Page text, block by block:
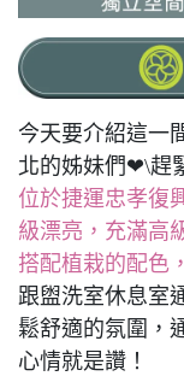
今天要介紹這一
北的姊妹們❤\趕
位於捷運忠孝復
級漂亮，充滿高
搭配植栽的配色
跟盥洗室休息室
鬆舒適的氛圍，
心情就是讚！